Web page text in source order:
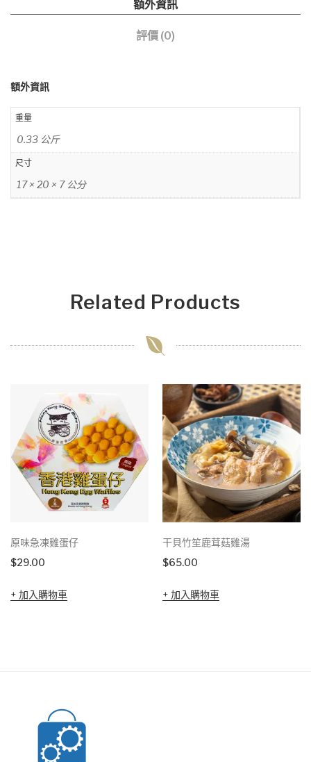
額外資訊
評價 (0)
額外資訊
重量
0.33 公斤
尺寸
17 × 20 × 7 公分
Related Products
原味急凍雞蛋仔
$29.00
加入購物車
干貝竹笙鹿茸菇雞湯
$65.00
加入購物車